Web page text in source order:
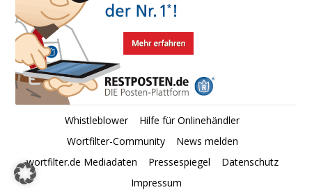
Whistleblower
Hilfe für Onlinehändler
Wortfilter-Community
News melden
wortfilter.de Mediadaten
Pressespiegel
Datenschutz
Impressum